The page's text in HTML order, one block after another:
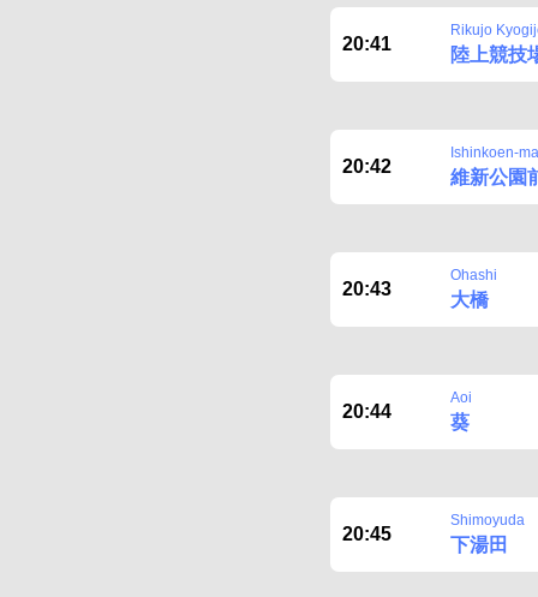
20:41
Rikujo
陸上競技
20:42
Ishinkoen-
維新公園
20:43
Ohashi
大橋
20:44
Aoi
葵
20:45
Shimoyuda
下湯田